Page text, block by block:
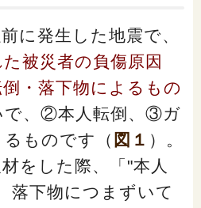
に発生した地震で、
被災者の負傷原因
・落下物によるもの
で、②本人転倒、③ガ
ものです（ 図１ ）。
をした際、「"本人
落下物につまずいて